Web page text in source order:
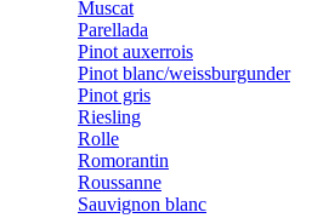
Muscat
Parellada
Pinot auxerrois
Pinot blanc/weissburgunder
Pinot gris
Riesling
Rolle
Romorantin
Roussanne
Sauvignon blanc